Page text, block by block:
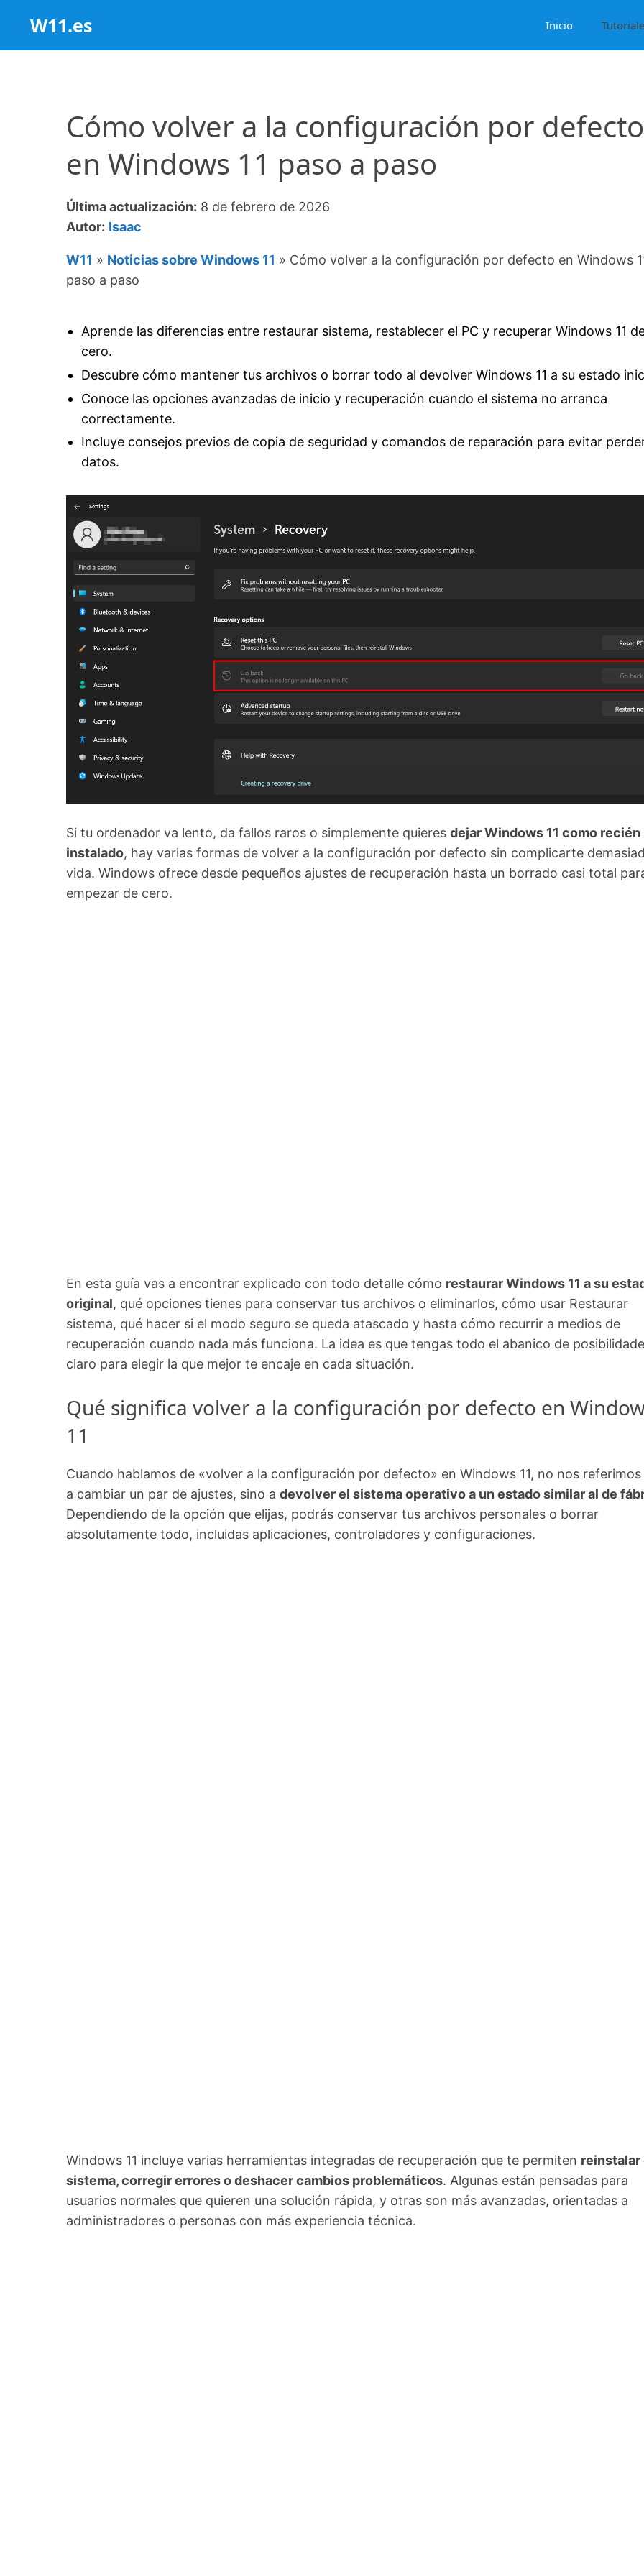
contenido
W11.es Inicio
Cómo volver a la configuración por defecto
en Windows 11 paso a paso
Última actualización: 8 de febrero de 2026
Autor: Isaac
W11 » Noticias sobre Windows 11 » Cómo volver a la configuración por defecto en Windows
paso a paso
Aprende las diferencias entre restaurar sistema, restablecer el PC y recuperar Windows 11
cero.
Descubre cómo mantener tus archivos o borrar todo al devolver Windows 11 a su estado
Conoce las opciones avanzadas de inicio y recuperación cuando el sistema no arranca
correctamente.
Incluye consejos previos de copia de seguridad y comandos de reparación para evitar
datos.
Si tu ordenador va lento, da fallos raros o simplemente quieres dejar Windows 11 como recién
instalado, hay varias formas de volver a la configuración por defecto sin complicarte
vida. Windows ofrece desde pequeños ajustes de recuperación hasta un borrado casi total
empezar de cero.
En esta guía vas a encontrar explicado con todo detalle cómo restaurar Windows 11 a su
original, qué opciones tienes para conservar tus archivos o eliminarlos, cómo usar Restaurar
sistema, qué hacer si el modo seguro se queda atascado y hasta cómo recurrir a medios de
recuperación cuando nada más funciona. La idea es que tengas todo el abanico de
claro para elegir la que mejor te encaje en cada situación.
Qué significa volver a la configuración por defecto en
11
Cuando hablamos de «volver a la configuración por defecto» en Windows 11, no nos
a cambiar un par de ajustes, sino a devolver el sistema operativo a un estado similar al de
Dependiendo de la opción que elijas, podrás conservar tus archivos personales o borrar
absolutamente todo, incluidas aplicaciones, controladores y configuraciones.
Windows 11 incluye varias herramientas integradas de recuperación que te permiten reinstalar
sistema, corregir errores o deshacer cambios problemáticos. Algunas están pensadas para
usuarios normales que quieren una solución rápida, y otras son más avanzadas, orientadas a
administradores o personas con más experiencia técnica.